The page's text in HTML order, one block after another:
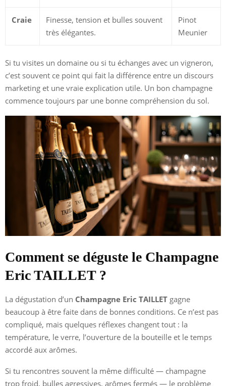
Craie
Finesse, tension et bulles souvent
très élégantes.
Pinot
Meunier
Si tu visites un domaine ou si tu échanges avec un vigneron,
c’est souvent ce point qui fait la différence entre un discours
marketing et une vraie explication utile. Un bon champagne
commence toujours par une bonne compréhension du sol.
Comment se déguste le Champagne
Eric TAILLET ?
La dégustation d’un Champagne Eric TAILLET gagne
beaucoup à être faite dans de bonnes conditions. Ce n’est pas
compliqué, mais quelques réflexes changent tout : la
température, le verre, l’ouverture de la bouteille et le temps
accordé aux arômes.
Si tu rencontres souvent la même difficulté — champagne
trop froid, bulles agressives, arômes fermés — le problème